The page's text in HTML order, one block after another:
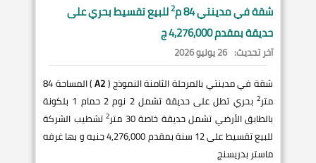
شقة فيمدينتي84 م 2للبيع تقسيط بحري على
حديقة بمقدم 4,276,000 ج
آخر تحديث: 26 يوليو 2026
شقة في مدينتي بالمرحلة الثامنة النموذج (A2
) المساحة 84
متر2
بحري تطل على حديقة تشمل 2 نوم 2 حمام 1 بلكونة
بالطابق الأرضي تشمل حديقة خاصة 30 متر
2 تشطيب الشركة
للبيع تقسيط على 12 سنة بمقدم 4,276,000 جنيه و بها غرفه
ماستر بدريسنج